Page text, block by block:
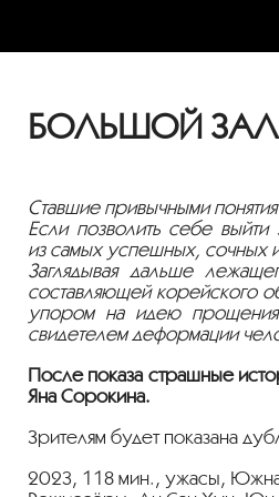
БОЛЬШОЙ ЗАЛ.
Ставшие привычными понятия
Если позволить себе
из самых успешных,
Заглядывая дальше
составляющей корейского
упором на идею прощения
свидетелем деформации
После показа страшные
Яна Сорокина.
Зрителям будет показана
2023, 118 мин., ужасы,